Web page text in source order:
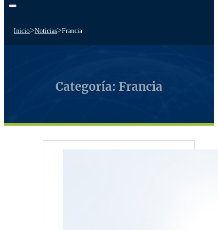
Inicio>Noticias>Francia
Categoría: Francia